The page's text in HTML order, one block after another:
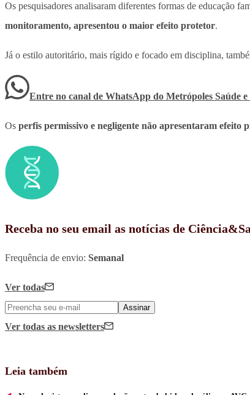
Os pesquisadores analisaram diferentes formas de educação
monitoramento, apresentou o maior efeito protetor.
Já o estilo autoritário, mais rígido e focado em disciplina,
Entre no canal de WhatsApp do Metrópoles Saúde e
Os perfis permissivo e negligente não apresentaram efeito
Receba no seu email as notícias de
Frequência de envio: Semanal
Ver todas
Assinar
Ver todas as newsletters
Leia também